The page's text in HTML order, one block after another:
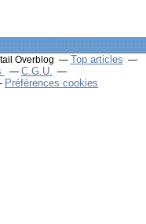
Overblog
Top articles
C.G.U.
Préférences cookies